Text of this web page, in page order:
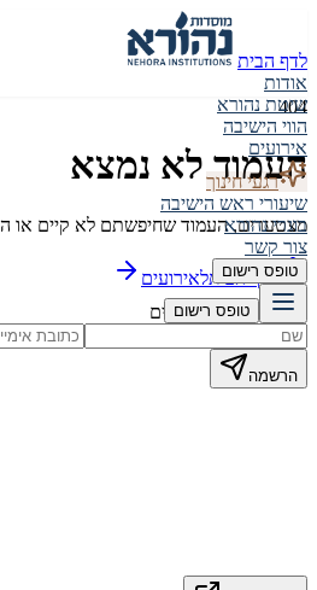
לדף הבית
אודות
שיטת נהורא
הווי הישיבה
אירועים
רגעי חינוך
שיעורי ראש הישיבה
בוגרי נהורא
צור קשר
טופס רישום
טופס רישום
404
העמוד לא נמצא
מצטערים, העמוד שחיפשתם לא קיים או
לדף הביתלאירועים
הישארו מעודכנים
הרשמה